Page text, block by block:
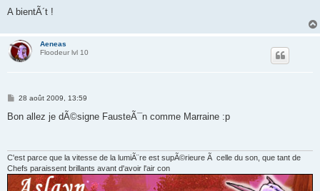
A bientÃ´t !
Aeneas
Floodeur lvl 10
M
s
28 août 2009, 13:59
Bon allez je dÃ©signe FausteÃ¯n comme Marraine :p
C'est parce que la vitesse de la lumiÃ¨re est supÃ©rieure Ã celle du son, que tant de
Chefs paraissent brillants avant d'avoir l'air con